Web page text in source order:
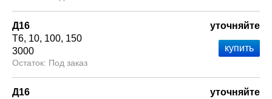
Д16
Т6 10 100 150
3000
Под заказ
уточняйте
Д16
уточняйте